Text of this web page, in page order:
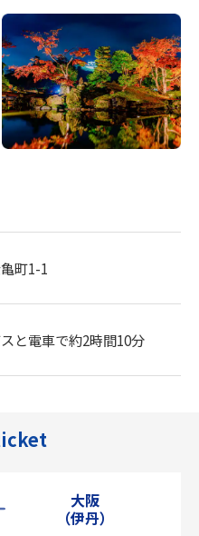
町1-1
と電車で約2時間10分
大阪
（伊丹）